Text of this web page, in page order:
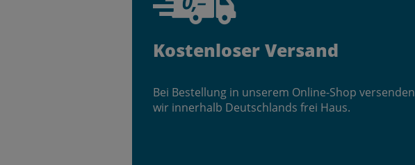
Kostenloser Versand
Bei Bestellung in unserem Online-Shop versenden
wir innerhalb Deutschlands frei Haus.